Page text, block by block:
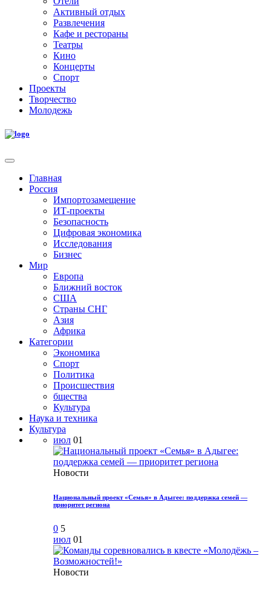
Активный отдых
Развлечения
Кафе и рестораны
Театры
Кино
Концерты
Спорт
Проекты
Творчество
Молодежь
Главная
Россия
Импортозамещение
ИТ-проекты
Безопасность
Цифровая экономика
Исследования
Бизнес
Мир
Европа
Ближний восток
США
Страны СНГ
Азия
Африка
Категории
Экономика
Спорт
Политика
Происшествия
бщества
Культура
Наука и техника
Культура
июл 01
Новости
Национальный проект «Семья» в Адыгее: поддержка семей —
приоритет региона
0 5
июл 01
Новости